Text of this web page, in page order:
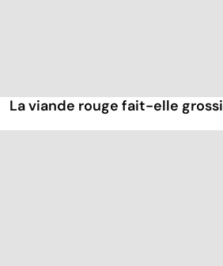
La viande rouge fait-elle